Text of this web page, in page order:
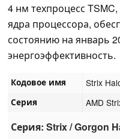
4 нм техпроцесс
ядра процессора,
состоянию на январь
энергоэффективность.
Кодовое имя Strix
Серия AMD
Серия: Strix / Gorgon